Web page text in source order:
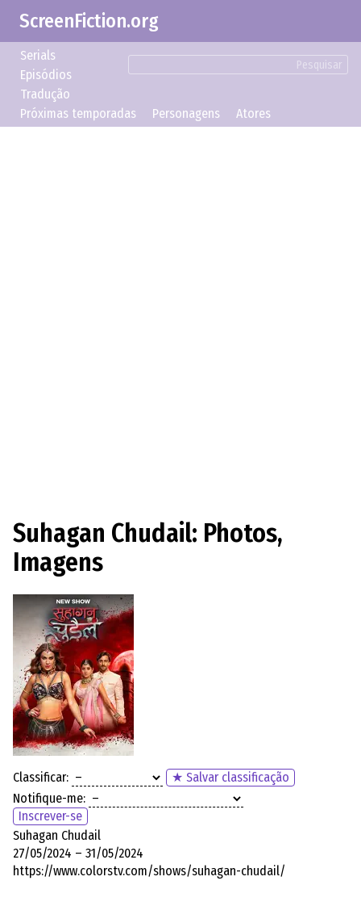
ScreenFiction.org
Pesquisar
Serials
Episódios
Tradução
Próximas temporadas
Personagens Atores
Suhagan Chudail: Photos,
Imagens
Classificar:
★ Salvar classificação
Notifique-me:
Inscrever-se
Suhagan Chudail
27/05/2024 – 31/05/2024
https://www.colorstv.com/shows/suhagan-chudail/